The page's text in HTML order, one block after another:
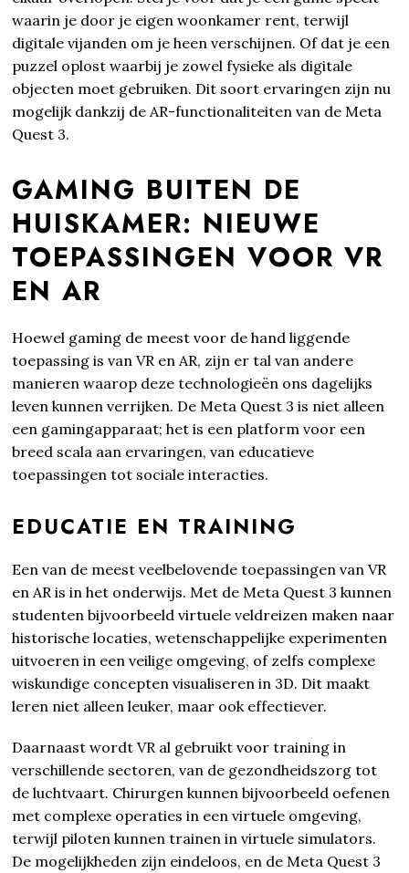
waarin je door je eigen woonkamer rent, terwijl
digitale vijanden om je heen verschijnen. Of dat je een
puzzel oplost waarbij je zowel fysieke als digitale
objecten moet gebruiken. Dit soort ervaringen zijn nu
mogelijk dankzij de AR-functionaliteiten van de Meta
Quest 3.
GAMING BUITEN DE
HUISKAMER: NIEUWE
TOEPASSINGEN VOOR VR
EN AR
Hoewel gaming de meest voor de hand liggende
toepassing is van VR en AR, zijn er tal van andere
manieren waarop deze technologieën ons dagelijks
leven kunnen verrijken. De Meta Quest 3 is niet alleen
een gamingapparaat; het is een platform voor een
breed scala aan ervaringen, van educatieve
toepassingen tot sociale interacties.
EDUCATIE EN TRAINING
Een van de meest veelbelovende toepassingen van VR
en AR is in het onderwijs. Met de Meta Quest 3 kunnen
studenten bijvoorbeeld virtuele veldreizen maken naar
historische locaties, wetenschappelijke experimenten
uitvoeren in een veilige omgeving, of zelfs complexe
wiskundige concepten visualiseren in 3D. Dit maakt
leren niet alleen leuker, maar ook effectiever.
Daarnaast wordt VR al gebruikt voor training in
verschillende sectoren, van de gezondheidszorg tot
de luchtvaart. Chirurgen kunnen bijvoorbeeld oefenen
met complexe operaties in een virtuele omgeving,
terwijl piloten kunnen trainen in virtuele simulators.
De mogelijkheden zijn eindeloos, en de Meta Quest 3